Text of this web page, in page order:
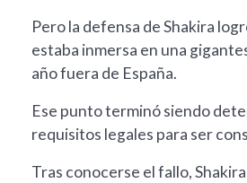
Pero la defensa de Shakira
estaba inmersa en una
año fuera de España.
Ese punto terminó siendo
requisitos legales para ser
Tras conocerse el fallo,